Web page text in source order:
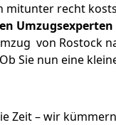
mitunter recht
Umzugsexperten
von Rostock
Sie nun eine
Zeit – wir